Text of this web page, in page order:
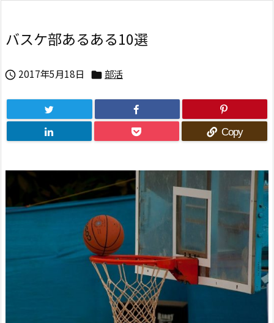
バスケ部あるある10選
 2017年5月18日  部活
Copy